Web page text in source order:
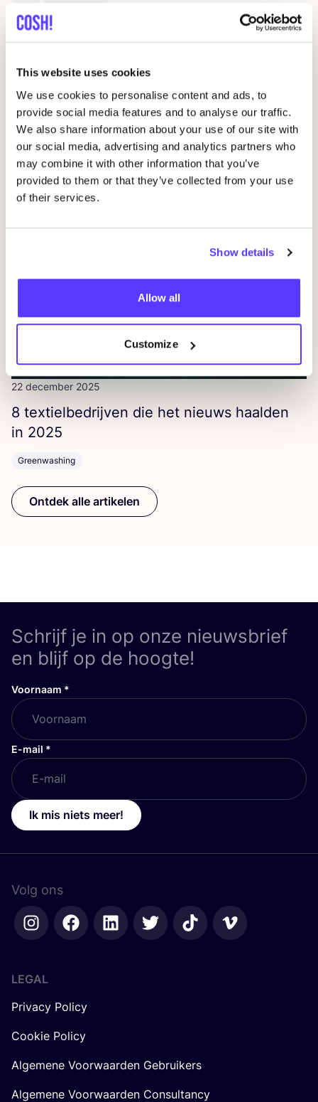
This website uses cookies
We use cookies to personalise content and ads, to
provide social media features and to analyse our traffic.
We also share information about your use of our site with
our social media, advertising and analytics partners who
may combine it with other information that you’ve
provided to them or that they’ve collected from your use
of their services.
Show details
Allow all
Customize
31 december 2025
COSH! 2025Press overview
22 december 2025
8 tex­tiel­be­drij­ven die het nieuws haal­den
in 2025
Greenwashing
Ontdek alle artikelen
Schrijf je in op onze nieuwsbrief
en blijf op de hoogte!
Voornaam *
E-mail *
Ik mis niets meer!
Volg ons
LEGAL
Privacy Policy
Cookie Policy
Algemene Voorwaarden Gebruikers
Algemene Voorwaarden Consultancy